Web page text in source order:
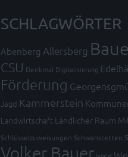
SCHLAGWÖRTER
Abenberg Allersberg
CSU Denkmal Digitalisierung
Förderung
Jagd Kammerstein
Landwirtschaft Ländlicher Raum
Schlüsselzuweisungen Schwanstetten
Volker Bauer